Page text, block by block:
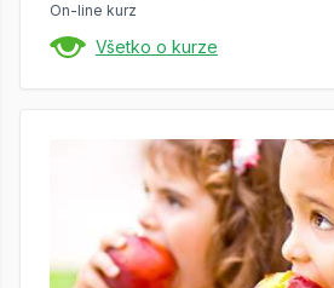
On-line kurz
Všetko o kurze